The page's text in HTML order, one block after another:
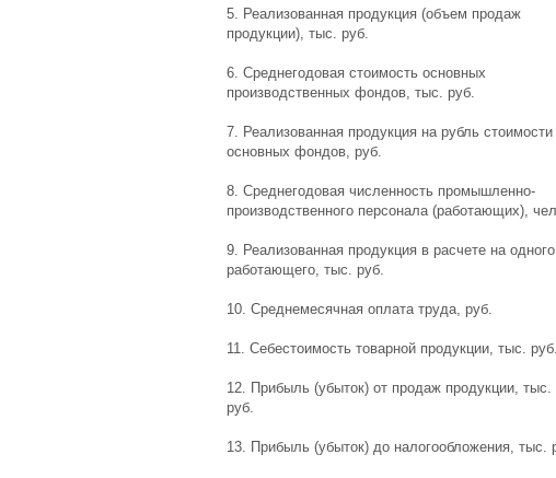
5. Реализованная продукция (объем продаж
продукции), тыс. руб.
6. Среднегодовая стоимость основных
производственных фондов, тыс. руб.
7. Реализованная продукция на рубль стоимости
основных фондов, руб.
8. Среднегодовая численность промышленно-
производственного персонала (работающих),
9. Реализованная продукция в расчете на одного
работающего, тыс. руб.
10. Среднемесячная оплата труда, руб.
11. Себестоимость товарной продукции, тыс. руб.
12. Прибыль (убыток) от продаж продукции, тыс.
руб.
13. Прибыль (убыток) до налогообложения, тыс.